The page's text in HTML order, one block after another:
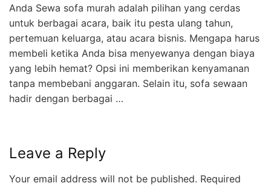
Anda Sewa sofa murah adalah pilihan yang cerdas
untuk berbagai acara, baik itu pesta ulang tahun,
pertemuan keluarga, atau acara bisnis. Mengapa harus
membeli ketika Anda bisa menyewanya dengan biaya
yang lebih hemat? Opsi ini memberikan kenyamanan
tanpa membebani anggaran. Selain itu, sofa sewaan
hadir dengan berbagai …
Leave a Reply
Your email address will not be published. Required